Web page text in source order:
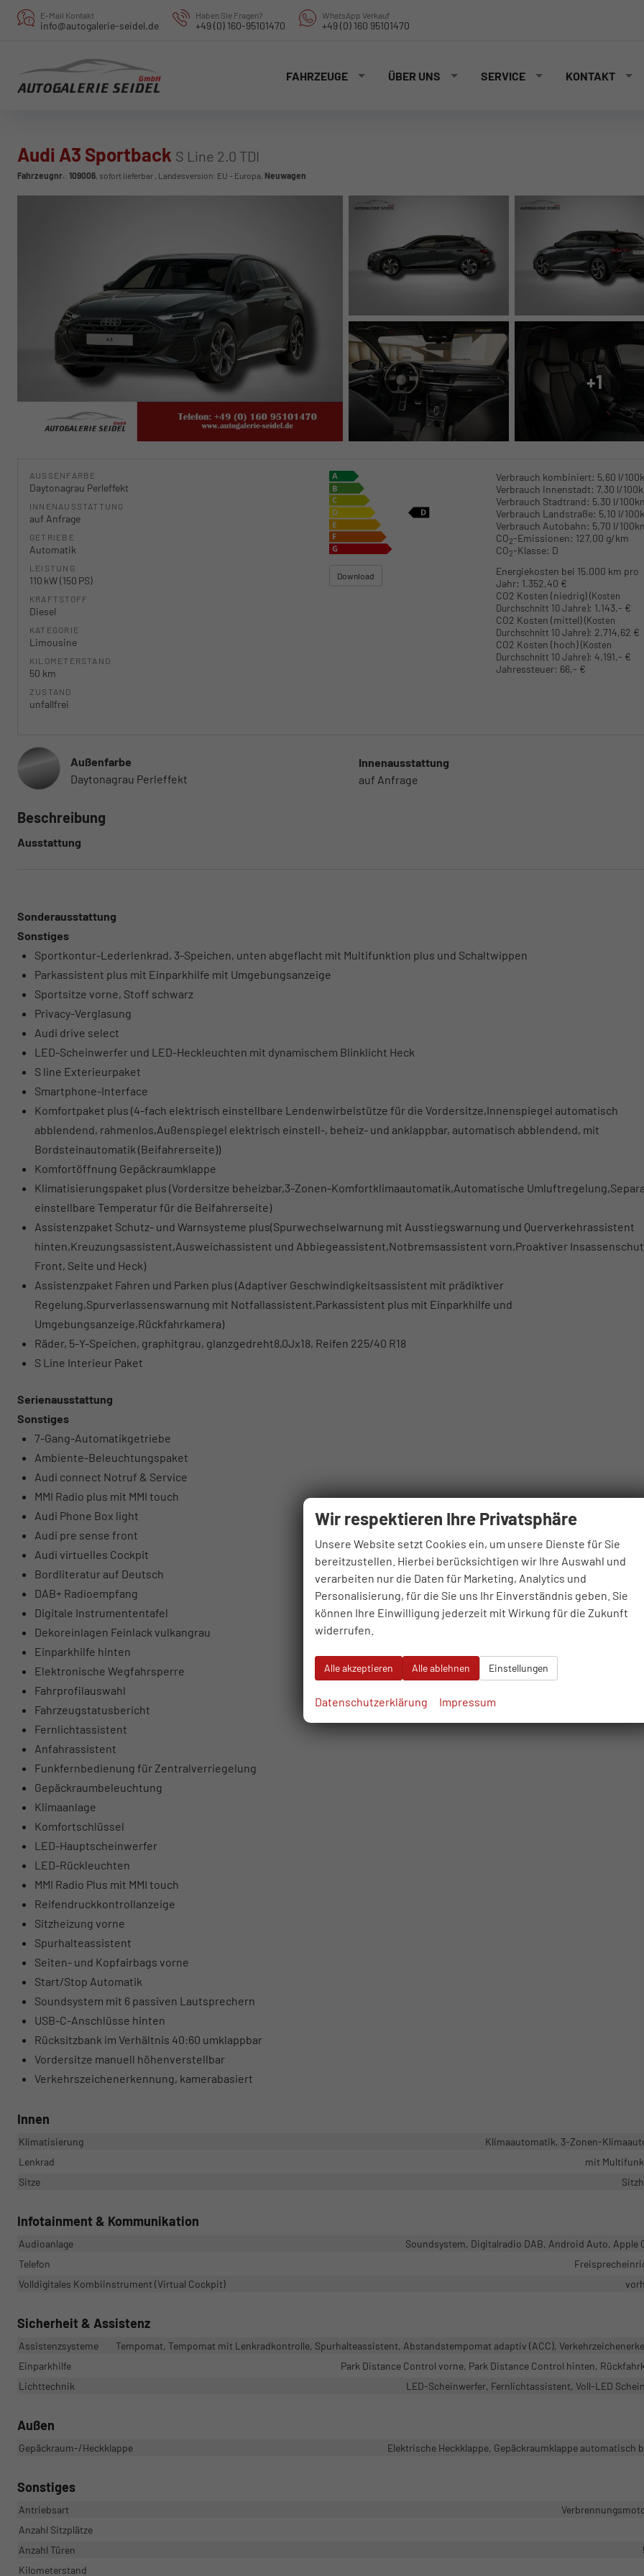
E-Mail Kontakt
info@autogalerie-seidel.de
Haben Sie Fragen?
+49 (0) 160-95101470
WhatsApp Verkauf
+49 (0) 160 95101470
FAHRZEUGE ÜBER UNS SERVICE KONTAKT
Audi A3 Sportback S Line 2.0 TDI
Fahrzeugnr.: 109006, sofort lieferbar , Landesversion: EU - Europa, Neuwagen
+1
AUSSENFARBE
Daytonagrau Perleffekt
INNENAUSSTATTUNG
auf Anfrage
GETRIEBE
Automatik
LEISTUNG
110 kW (150 PS)
KRAFTSTOFF
Diesel
KATEGORIE
Limousine
KILOMETERSTAND
50 km
ZUSTAND
unfallfrei
Verbrauch kombiniert: 5,60 l/
Verbrauch Innenstadt: 7,30 l/
Verbrauch Stadtrand: 5,30 l/
Verbrauch Landstraße: 5,10 l/
Verbrauch Autobahn: 5,70 l/
CO2-Emissionen: 127,00 g/km
CO2-Klasse: D
Download
Energiekosten bei 15.000 km pro
Jahr: 1.352,40 €
CO2 Kosten (niedrig)(Kosten
Durchschnitt 10 Jahre): 1.143,- €
CO2 Kosten (mittel)(Kosten
Durchschnitt 10 Jahre): 2.714,62 €
CO2 Kosten (hoch)(Kosten
Durchschnitt 10 Jahre): 4.191,- €
Jahressteuer: 66,- €
Außenfarbe
Daytonagrau Perleffekt
Innenausstattung
auf Anfrage
Beschreibung
Ausstattung
Sonderausstattung
Sonstiges
Sportkontur-Lederlenkrad, 3-Speichen, unten abgeflacht mit Multifunktion plus und Schaltwippen
Parkassistent plus mit Einparkhilfe mit Umgebungsanzeige
Sportsitze vorne, Stoff schwarz
Privacy-Verglasung
Audi drive select
LED-Scheinwerfer und LED-Heckleuchten mit dynamischem Blinklicht Heck
S line Exterieurpaket
Smartphone-Interface
Komfortpaket plus (4-fach elektrisch einstellbare Lendenwirbelstütze für die Vordersitze,Innenspiegel automatisch
abblendend, rahmenlos,Außenspiegel elektrisch einstell-, beheiz- und anklappbar, automatisch abblendend, mit
Bordsteinautomatik (Beifahrerseite))
Komfortöffnung Gepäckraumklappe
Klimatisierungspaket plus (Vordersitze beheizbar,3-Zonen-Komfortklimaautomatik,Automatische
einstellbare Temperatur für die Beifahrerseite)
Assistenzpaket Schutz- und Warnsysteme plus(Spurwechselwarnung mit Ausstiegswarnung und Querverkehrassistent
hinten,Kreuzungsassistent,Ausweichassistent und Abbiegeassistent,Notbremsassistent vorn,Proaktiver
Front, Seite und Heck)
Assistenzpaket Fahren und Parken plus (Adaptiver Geschwindigkeitsassistent mit prädiktiver
Regelung,Spurverlassenswarnung mit Notfallassistent,Parkassistent plus mit Einparkhilfe und
Umgebungsanzeige,Rückfahrkamera)
Räder, 5-Y-Speichen, graphitgrau, glanzgedreht8,0Jx18, Reifen 225/40 R18
S Line Interieur Paket
Serienausstattung
Sonstiges
7-Gang-Automatikgetriebe
Ambiente-Beleuchtungspaket
Audi connect Notruf & Service
MMI Radio plus mit MMI touch
Audi Phone Box light
Audi pre sense front
Audi virtuelles Cockpit
Bordliteratur auf Deutsch
DAB+ Radioempfang
Digitale Instrumententafel
Dekoreinlagen Feinlack vulkangrau
Einparkhilfe hinten
Elektronische Wegfahrsperre
Fahrprofilauswahl
Fahrzeugstatusbericht
Fernlichtassistent
Anfahrassistent
Funkfernbedienung für Zentralverriegelung
Gepäckraumbeleuchtung
Klimaanlage
Komfortschlüssel
LED-Hauptscheinwerfer
LED-Rückleuchten
MMI Radio Plus mit MMI touch
Reifendruckkontrollanzeige
Sitzheizung vorne
Spurhalteassistent
Seiten- und Kopfairbags vorne
Start/Stop Automatik
Soundsystem mit 6 passiven Lautsprechern
USB-C-Anschlüsse hinten
Rücksitzbank im Verhältnis 40:60 umklappbar
Vordersitze manuell höhenverstellbar
Verkehrszeichenerkennung, kamerabasiert
Innen
Klimatisierung
Klimaautomatik, 3-Zonen-
Lenkrad
mit
Sitze
Infotainment & Kommunikation
Audioanlage
Soundsystem, Digitalradio DAB, Android Auto, Apple
Telefon
Volldigitales Kombiinstrument (Virtual Cockpit)
Sicherheit & Assistenz
Assistenzsysteme
Tempomat, Tempomat mit Lenkradkontrolle, Spurhalteassistent, Abstandstempomat adaptiv (ACC),
Einparkhilfe
Park Distance Control vorne, Park Distance Control hinten,
Lichttechnik
LED-Scheinwerfer, Fernlichtassistent, Voll-LED
Außen
Gepäckraum-/Heckklappe Elektrische Heckklappe, Gepäckraumklappe automatisch
Sonstiges
Antriebsart
Anzahl Sitzplätze
Anzahl Türen
Kilometerstand
Wir respektieren Ihre Privatsphäre
Unsere Website setzt Cookies ein, um unsere Dienste für Sie
bereitzustellen. Hierbei berücksichtigen wir Ihre Auswahl und
verarbeiten nur die Daten für Marketing, Analytics und
Personalisierung, für die Sie uns Ihr Einverständnis geben. Sie
können Ihre Einwilligung jederzeit mit Wirkung für die Zukunft
widerrufen.
Alle akzeptieren Alle ablehnen Einstellungen
Datenschutzerklärung Impressum